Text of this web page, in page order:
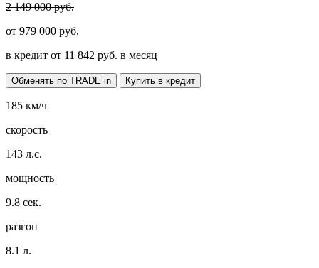
2 149 000 руб.
от 979 000 руб.
в кредит от 11 842 руб. в месяц
Обменять по TRADE in Купить в кредит
185 км/ч
скорость
143 л.с.
мощность
9.8 сек.
разгон
8.1 л.